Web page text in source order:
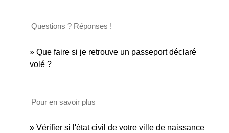
Questions ? Réponses !
Que faire si je retrouve un passeport déclaré
volé ?
Pour en savoir plus
Vérifier si l'état civil de votre ville de naissance